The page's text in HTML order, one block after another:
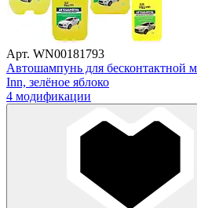
Арт. WN00181793
Автошампунь для бесконтактной
Inn, зелёное яблоко
4 модификации